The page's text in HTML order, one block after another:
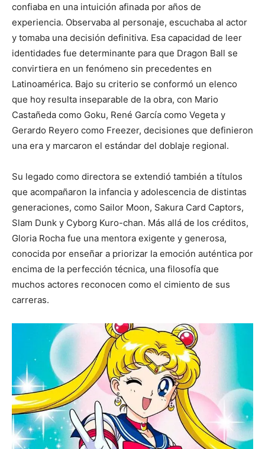
confiaba en una intuición afinada por años de
experiencia. Observaba al personaje, escuchaba al actor
y tomaba una decisión definitiva. Esa capacidad de leer
identidades fue determinante para que Dragon Ball se
convirtiera en un fenómeno sin precedentes en
Latinoamérica. Bajo su criterio se conformó un elenco
que hoy resulta inseparable de la obra, con Mario
Castañeda como Goku, René García como Vegeta y
Gerardo Reyero como Freezer, decisiones que definieron
una era y marcaron el estándar del doblaje regional.
Su legado como directora se extendió también a títulos
que acompañaron la infancia y adolescencia de distintas
generaciones, como Sailor Moon, Sakura Card Captors,
Slam Dunk y Cyborg Kuro-chan. Más allá de los créditos,
Gloria Rocha fue una mentora exigente y generosa,
conocida por enseñar a priorizar la emoción auténtica por
encima de la perfección técnica, una filosofía que
muchos actores reconocen como el cimiento de sus
carreras.